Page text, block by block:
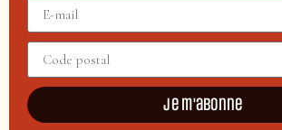
Je m'abonne